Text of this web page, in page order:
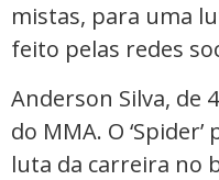
mistas, para uma
feito pelas redes
Anderson Silva, de
do MMA. O
luta da carreira no